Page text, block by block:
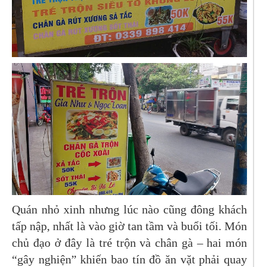
Quán nhỏ xinh nhưng lúc nào cũng đông khách
tấp nập, nhất là vào giờ tan tầm và buổi tối. Món
chủ đạo ở đây là tré trộn và chân gà – hai món
“gây nghiện” khiến bao tín đồ ăn vặt phải quay